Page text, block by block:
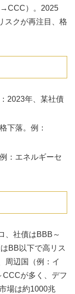
）。2025
スクが再注目、格
2023年、某社債
下落。例：
：エネルギーセ
、社債はBBB～
BB以下で高リス
周辺国（例：イ
CCCが多く、デフ
場は約1000兆